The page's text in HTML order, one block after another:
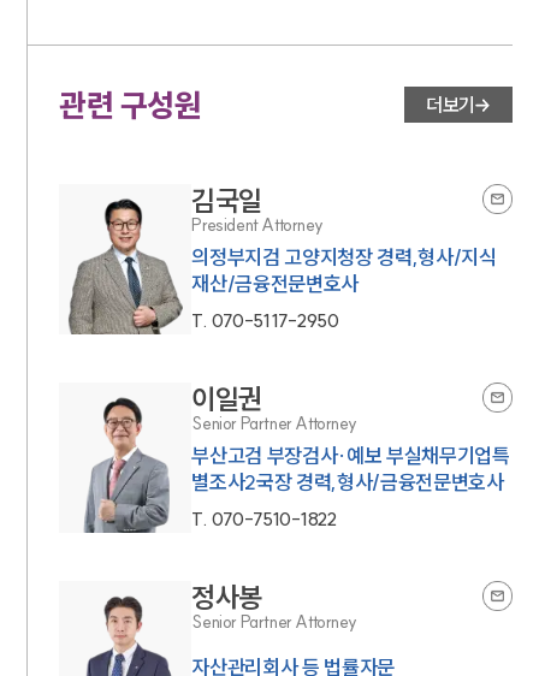
관련 구성원 더보기
김국일
President Attorney
의정부지검 고양지청장 경력,형사/지식
재산/금융전문변호사
T. 070-5117-2950
이일권
Senior Partner Attorney
부산고검 부장검사·예보 부실채무기업특
별조사2국장 경력,형사/금융전문변호사
T. 070-7510-1822
정사봉
Senior Partner Attorney
자산관리회사 등 법률자문